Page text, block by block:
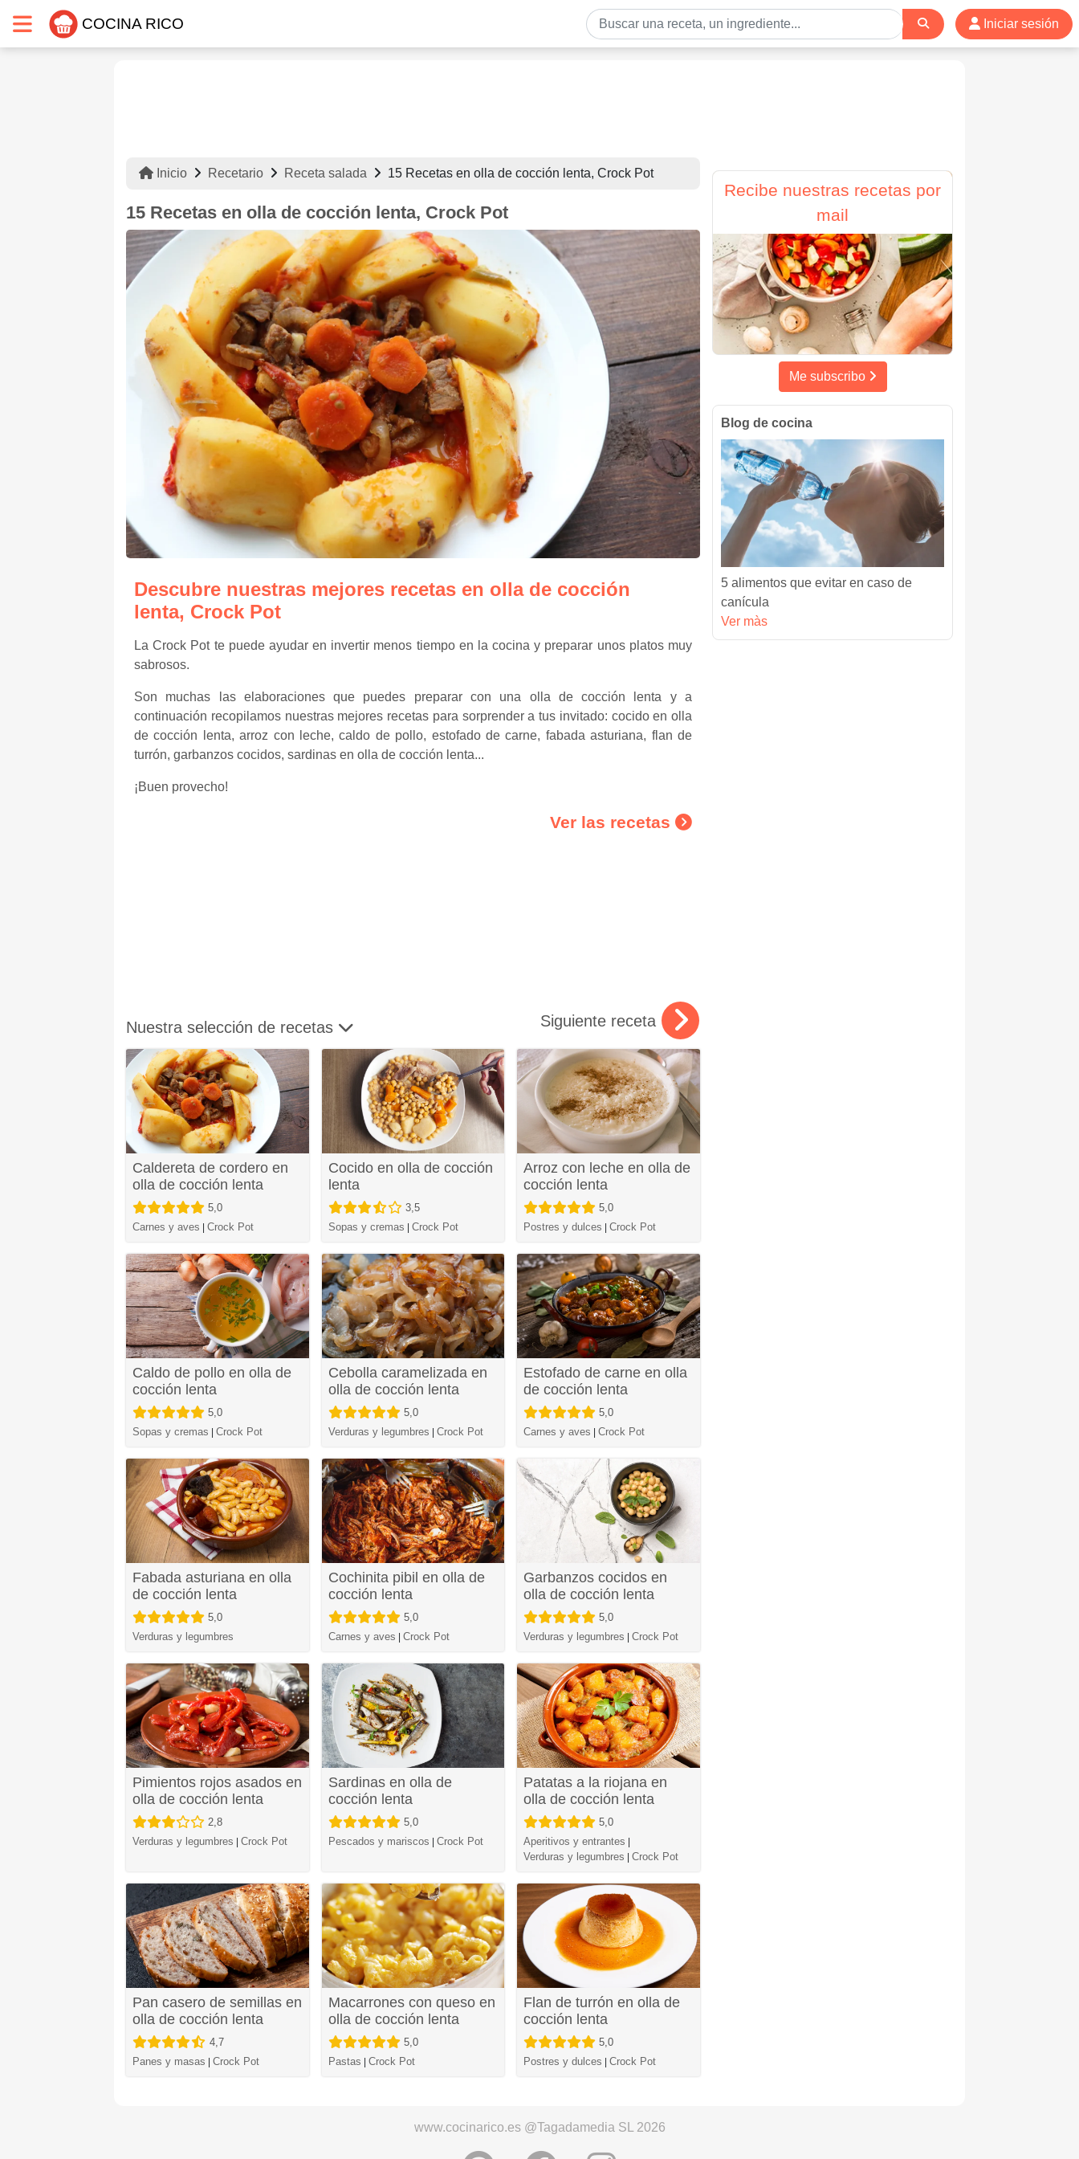
COCINA RICO Iniciar sesión
Inicio Recetario Receta salada 15 Recetas en olla de cocción lenta, Crock Pot
15 Recetas en olla de cocción lenta, Crock Pot
Descubre nuestras mejores recetas en olla de cocción
lenta, Crock Pot
La Crock Pot te puede ayudar en invertir menos tiempo en la cocina y preparar unos platos muy
sabrosos.
Son muchas las elaboraciones que puedes preparar con una olla de cocción lenta y a
continuación recopilamos nuestras mejores recetas para sorprender a tus invitado: cocido en olla
de cocción lenta, arroz con leche, caldo de pollo, estofado de carne, fabada asturiana, flan de
turrón, garbanzos cocidos, sardinas en olla de cocción lenta...
¡Buen provecho!
Ver las recetas
Nuestra selección de recetas Siguiente receta
Caldereta de cordero en
olla de cocción lenta
5,0
Carnes y aves | Crock Pot
Cocido en olla de cocción
lenta
3,5
Sopas y cremas | Crock Pot
Arroz con leche en olla de
cocción lenta
5,0
Postres y dulces |Crock Pot
Caldo de pollo en olla de
cocción lenta
5,0
Sopas y cremas | Crock Pot
Cebolla caramelizada en
olla de cocción lenta
5,0
Verduras y legumbres | Crock Pot
Estofado de carne en olla
de cocción lenta
5,0
Carnes y aves |Crock Pot
Fabada asturiana en olla
de cocción lenta
5,0
Verduras y legumbres
Cochinita pibil en olla de
cocción lenta
5,0
Carnes y aves | Crock Pot
Garbanzos cocidos en
olla de cocción lenta
5,0
Verduras y legumbres |Crock Pot
Pimientos rojos asados en
olla de cocción lenta
2,8
Verduras y legumbres
Crock Pot
Sardinas en olla de
cocción lenta
5,0
Pescados y mariscos
Crock Pot
Patatas a la riojana en
olla de cocción lenta
5,0
Aperitivos y entrantes
Verduras y legumbres |Crock Pot
Pan casero de semillas en
olla de cocción lenta
4,7
Panes y masas
Crock Pot
Macarrones con queso en
olla de cocción lenta
5,0
Pastas
Crock Pot
Flan de turrón en olla de
cocción lenta
5,0
Postres y dulces |Crock Pot
Recibe nuestras recetas por
mail
Me subscribo
Blog de cocina
5 alimentos que evitar en caso de
canícula
Ver màs
www.cocinarico.es @Tagadamedia SL 2026